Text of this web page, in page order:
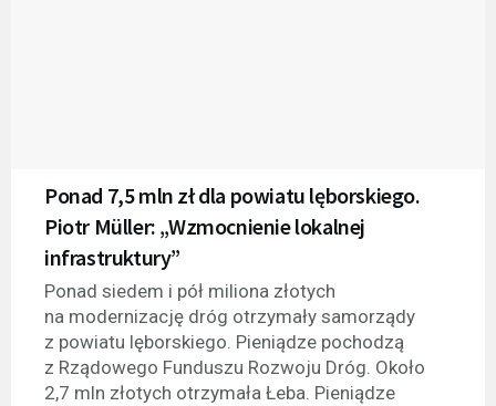
Ponad 7,5 mln zł dla powiatu lęborskiego.
Piotr Müller: „Wzmocnienie lokalnej
infrastruktury”
Ponad siedem i pół miliona złotych
na modernizację dróg otrzymały samorządy
z powiatu lęborskiego. Pieniądze pochodzą
z Rządowego Funduszu Rozwoju Dróg. Około
2,7 mln złotych otrzymała Łeba. Pieniądze